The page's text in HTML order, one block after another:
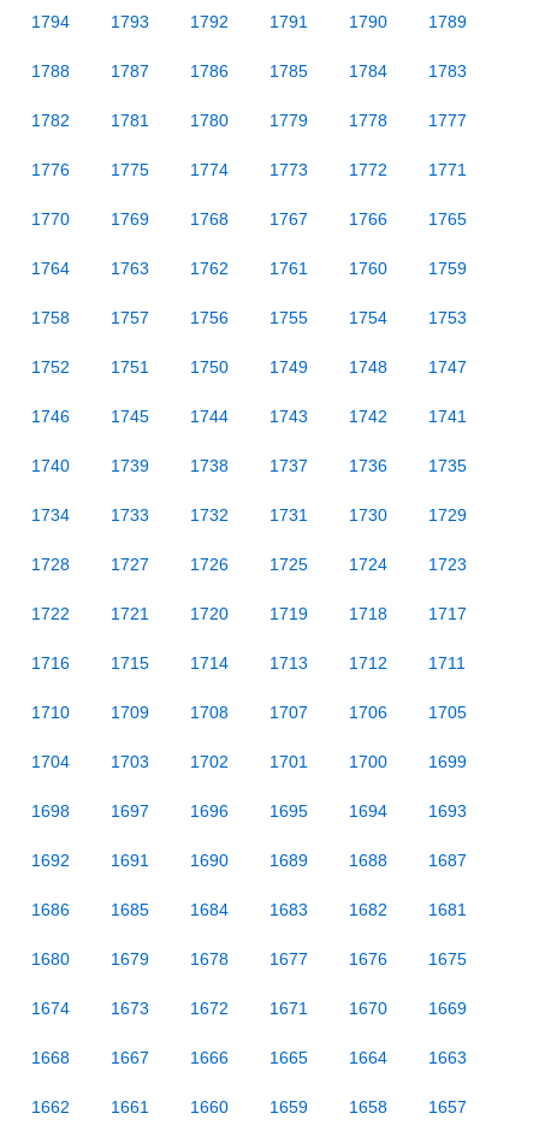
1794 1793 1792 1791 1790 1789
1788 1787 1786 1785 1784 1783
1782 1781 1780 1779 1778 1777
1776 1775 1774 1773 1772 1771
1770 1769 1768 1767 1766 1765
1764 1763 1762 1761 1760 1759
1758 1757 1756 1755 1754 1753
1752 1751 1750 1749 1748 1747
1746 1745 1744 1743 1742 1741
1740 1739 1738 1737 1736 1735
1734 1733 1732 1731 1730 1729
1728 1727 1726 1725 1724 1723
1722 1721 1720 1719 1718 1717
1716 1715 1714 1713 1712 1711
1710 1709 1708 1707 1706 1705
1704 1703 1702 1701 1700 1699
1698 1697 1696 1695 1694 1693
1692 1691 1690 1689 1688 1687
1686 1685 1684 1683 1682 1681
1680 1679 1678 1677 1676 1675
1674 1673 1672 1671 1670 1669
1668 1667 1666 1665 1664 1663
1662 1661 1660 1659 1658 1657